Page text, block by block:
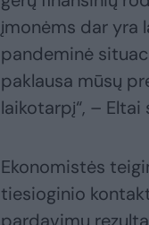
įmonėms dar yra
pandeminė
paklausa mūsų
laikotarpį“, –
Ekonomistės
tiesioginio